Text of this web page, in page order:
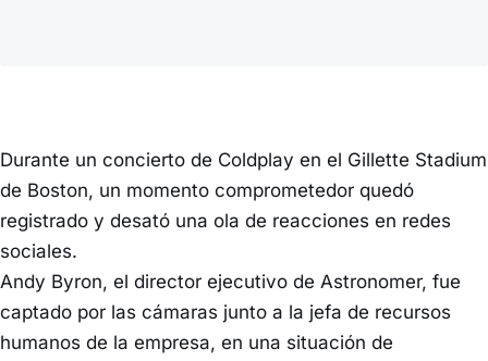
Durante un concierto de Coldplay en el Gillette Stadium
de Boston, un momento comprometedor quedó
registrado y desató una ola de reacciones en redes
sociales.
Andy Byron, el director ejecutivo de Astronomer, fue
captado por las cámaras junto a la jefa de recursos
humanos de la empresa, en una situación de